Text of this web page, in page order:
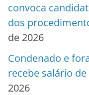
convoca
dos
de 2026
Condenado e
recebe salário de
2026